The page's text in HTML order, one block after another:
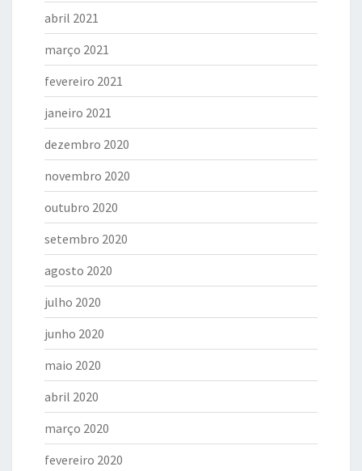
abril 2021
março 2021
fevereiro 2021
janeiro 2021
dezembro 2020
novembro 2020
outubro 2020
setembro 2020
agosto 2020
julho 2020
junho 2020
maio 2020
abril 2020
março 2020
fevereiro 2020